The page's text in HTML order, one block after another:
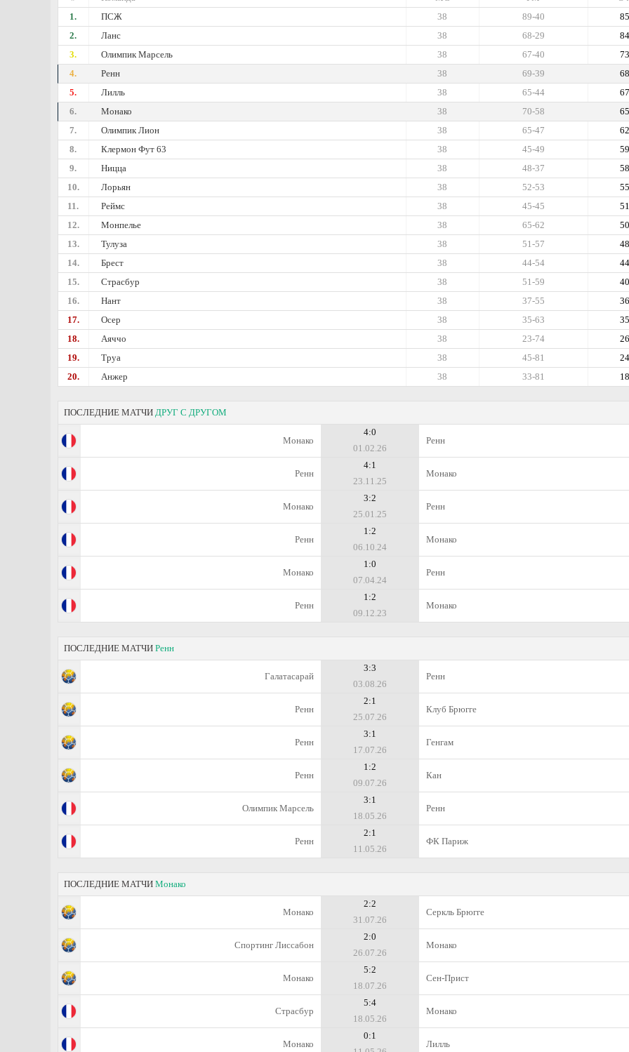
1.
ПСЖ 85
89-40
38
2.
Ланс 84
68-29
38
3.
Олимпик Марсель 73
67-40
38
4.
Ренн 68
69-39
38
5.
Лилль 67
65-44
38
6.
Монако 65
70-58
38
7.
Олимпик Лион 62
65-47
38
8.
Клермон Фут 63 59
45-49
38
9.
Ницца 58
48-37
38
10.
Лорьян 55
52-53
38
11.
Реймс 51
45-45
38
12.
Монпелье 50
65-62
38
13.
Тулуза 48
51-57
38
14.
Брест 44
44-54
38
15.
Страсбур 40
51-59
38
16.
Нант 36
37-55
38
17.
Осер 35
35-63
38
18.
Аяччо 26
23-74
38
19.
Труа 24
45-81
38
20.
Анжер 18
33-81
38
ПОСЛЕДНИЕ МАТЧИ ДРУГ С ДРУГОМ
Монако
4:0
01.02.26
Ренн
Ренн
4:1
23.11.25
Монако
Монако
3:2
25.01.25
Ренн
Ренн
1:2
06.10.24
Монако
Монако
1:0
07.04.24
Ренн
Ренн
1:2
09.12.23
Монако
ПОСЛЕДНИЕ МАТЧИ Ренн
Галатасарай
3:3
03.08.26
Ренн
Ренн
2:1
25.07.26
Клуб Брюгге
Ренн
3:1
17.07.26
Генгам
Ренн
1:2
09.07.26
Кан
Олимпик Марсель
3:1
18.05.26
Ренн
Ренн
2:1
11.05.26
ФК Париж
ПОСЛЕДНИЕ МАТЧИ Монако
Монако
2:2
31.07.26
Серкль Брюгге
Спортинг Лиссабон
2:0
26.07.26
Монако
Монако
5:2
18.07.26
Сен-Прист
Страсбур
5:4
18.05.26
Монако
Монако
0:1
Лилль